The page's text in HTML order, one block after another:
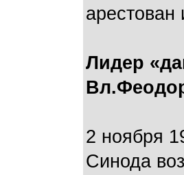
Лидер
2 ноября
Синода